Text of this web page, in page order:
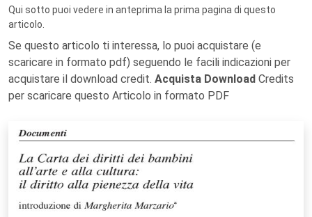
Qui sotto puoi vedere in anteprima la prima pagina di questo
articolo.
Se questo articolo ti interessa, lo puoi acquistare (e
scaricare in formato pdf) seguendo le facili indicazioni per
acquistare il download credit. Acquista Download Credits
per scaricare questo Articolo in formato PDF